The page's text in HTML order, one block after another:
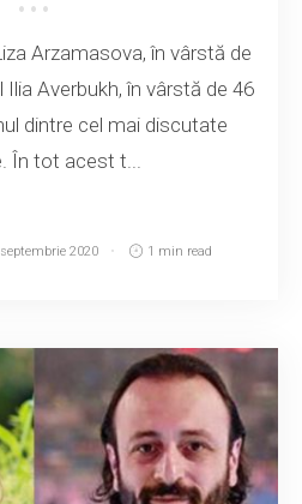
Arzamasova, în vârstă de
Averbukh, în vârstă de 46
dintre cel mai discutate
În tot acest t...
2020 1 min read